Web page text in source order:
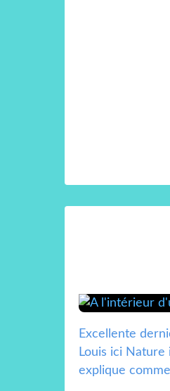
Excellente
Louis ici Nature
explique